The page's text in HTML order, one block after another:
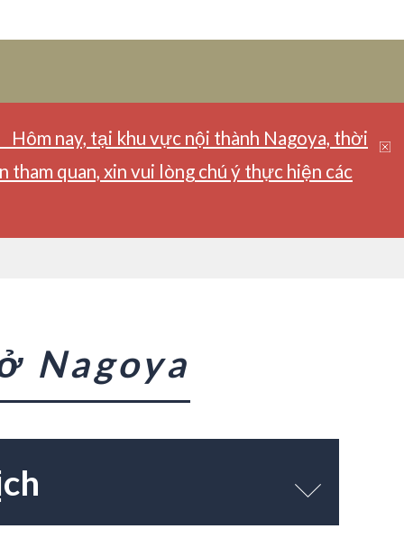
Hôm nay, tại khu vực nội thành Nagoya, thời
quan, xin vui lòng chú ý thực hiện các
Nagoya